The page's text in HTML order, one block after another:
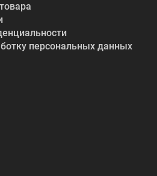
персональных данных